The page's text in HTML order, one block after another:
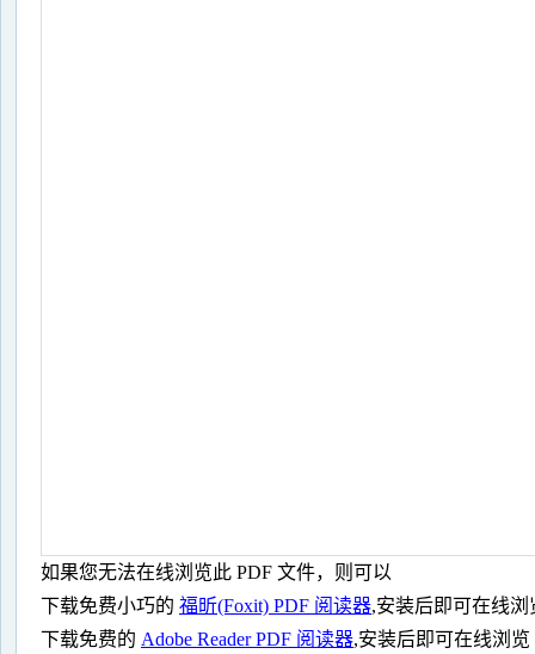
如果您无法在线浏览此 PDF 文件，则可以
下载免费小巧的 福昕(Foxit) PDF 阅读器,安装后即可在线
下载免费的 Adobe Reader PDF 阅读器,安装后即可在线浏